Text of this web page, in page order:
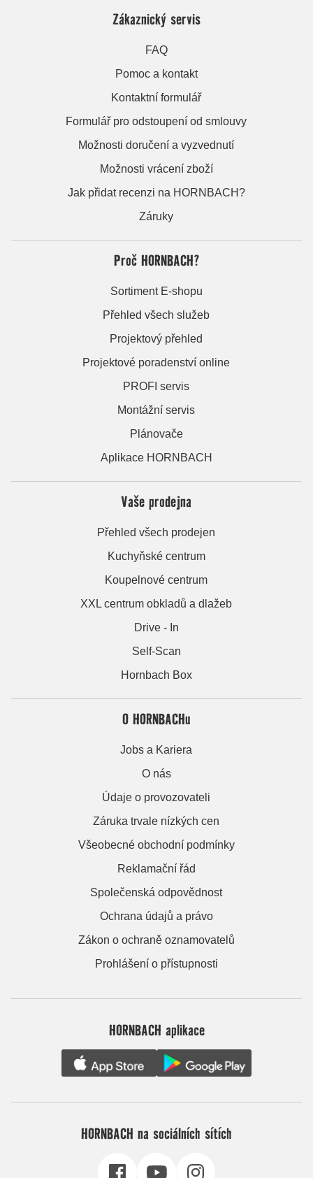
Zákaznický servis
FAQ
Pomoc a kontakt
Kontaktní formulář
Formulář pro odstoupení od smlouvy
Možnosti doručení a vyzvednutí
Možnosti vrácení zboží
Jak přidat recenzi na HORNBACH?
Záruky
Proč HORNBACH?
Sortiment E-shopu
Přehled všech služeb
Projektový přehled
Projektové poradenství online
PROFI servis
Montážní servis
Plánovače
Aplikace HORNBACH
Vaše prodejna
Přehled všech prodejen
Kuchyňské centrum
Koupelnové centrum
XXL centrum obkladů a dlažeb
Drive - In
Self-Scan
Hornbach Box
O HORNBACHu
Jobs a Kariera
O nás
Údaje o provozovateli
Záruka trvale nízkých cen
Všeobecné obchodní podmínky
Reklamační řád
Společenská odpovědnost
Ochrana údajů a právo
Zákon o ochraně oznamovatelů
Prohlášení o přístupnosti
HORNBACH aplikace
HORNBACH na sociálních sítích